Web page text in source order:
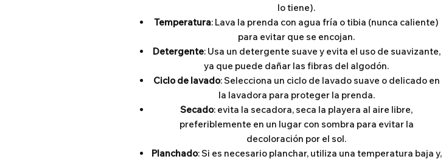
lo tiene).
Temperatura: Lava la prenda con agua fría o tibia (nunca caliente)
para evitar que se encojan.
Detergente: Usa un detergente suave y evita el uso de suavizante,
ya que puede dañar las fibras del algodón.
Ciclo de lavado: Selecciona un ciclo de lavado suave o delicado en
la lavadora para proteger la prenda.
Secado: evita la secadora, seca la playera al aire libre,
preferiblemente en un lugar con sombra para evitar la
decoloración por el sol.
Planchado: Si es necesario planchar, utiliza una temperatura baja y,